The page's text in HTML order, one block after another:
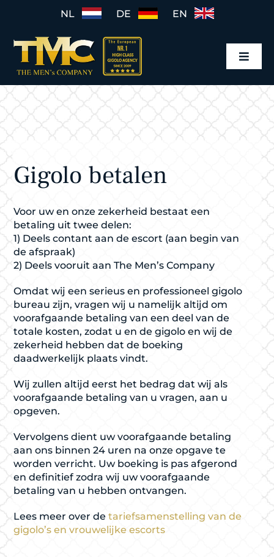
NL DE EN
Home
Gigolo Mannen
Tarieven
Werkwijze
Gigolo betalen
Voor uw en onze zekerheid bestaat een
betaling uit twee delen:
1) Deels contant aan de escort (aan begin van
de afspraak)
2) Deels vooruit aan The Men’s Company
Omdat wij een serieus en professioneel gigolo
bureau zijn, vragen wij u namelijk altijd om
voorafgaande betaling van een deel van de
totale kosten, zodat u en de gigolo en wij de
zekerheid hebben dat de boeking
daadwerkelijk plaats vindt.
Wij zullen altijd eerst het bedrag dat wij als
voorafgaande betaling van u vragen, aan u
opgeven.
Vervolgens dient uw voorafgaande betaling
aan ons binnen 24 uren na onze opgave te
worden verricht. Uw boeking is pas afgerond
en definitief zodra wij uw voorafgaande
betaling van u hebben ontvangen.
Lees meer over de tariefsamenstelling van de
gigolo’s en vrouwelijke escorts